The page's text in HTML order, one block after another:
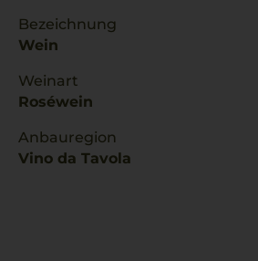
Bezeichnung
Wein
Weinart
Roséwein
Anbauregion
Vino da Tavola